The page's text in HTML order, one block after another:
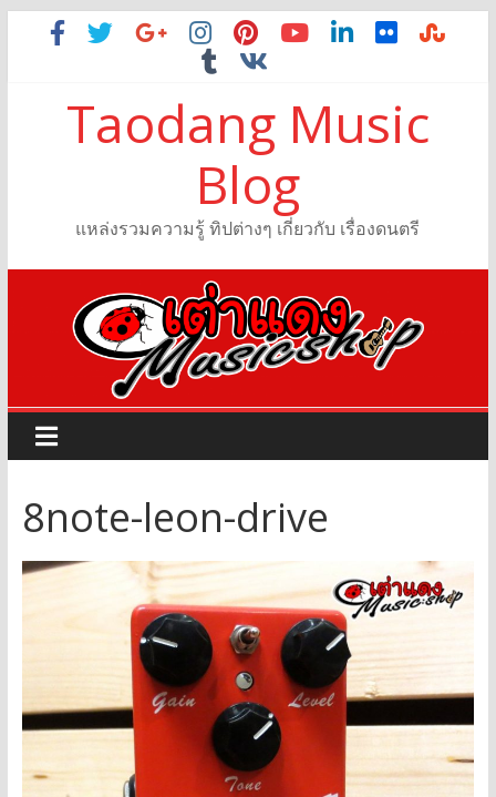
Taodang Music
Blog
แหล่งรวมความรู้ ทิปต่างๆ เกี่ยวกับ เรื่องดนตรี
8note-leon-drive